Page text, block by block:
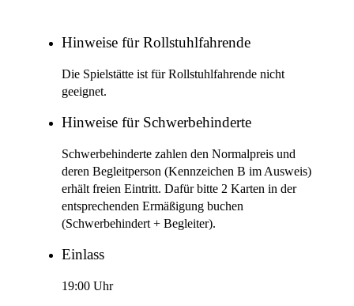
Hinweise für Rollstuhlfahrende
Die Spielstätte ist für Rollstuhlfahrende nicht
geeignet.
Hinweise für Schwerbehinderte
Schwerbehinderte zahlen den Normalpreis und
deren Begleitperson (Kennzeichen B im Ausweis)
erhält freien Eintritt. Dafür bitte 2 Karten in der
entsprechenden Ermäßigung buchen
(Schwerbehindert + Begleiter).
Einlass
19:00 Uhr